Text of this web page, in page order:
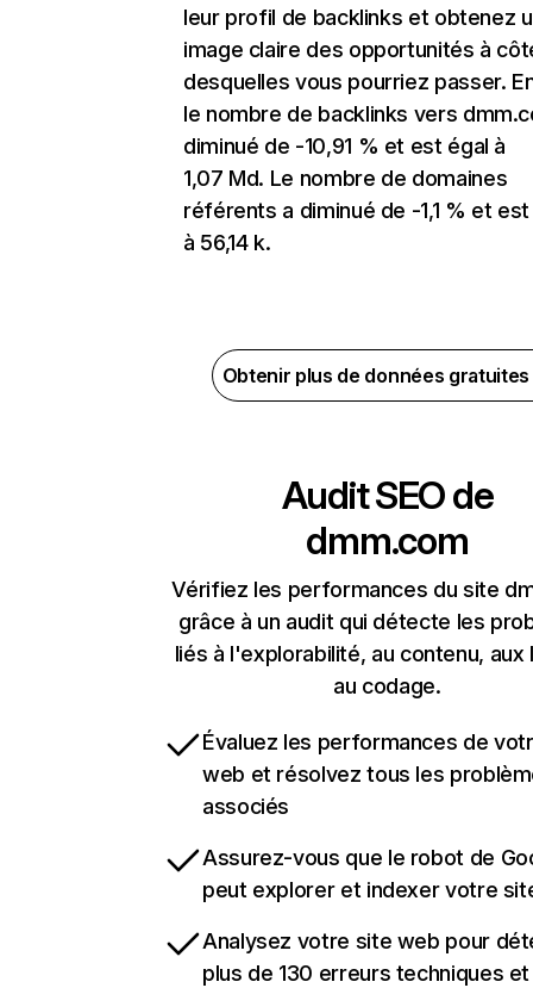
leur profil de backlinks et obtenez
image claire des opportunités à
desquelles vous pourriez passer.
le nombre de backlinks vers
diminué de -10,91 % et est égal à
1,07 Md. Le nombre de domaines
référents a diminué de -1,1 % et
à 56,14 k.
Obtenir plus de données
Audit SEO de
dmm.com
Vérifiez les performances du site
grâce à un audit qui détecte les
liés à l'explorabilité, au contenu, aux
au codage.
Évaluez les performances de
web et résolvez tous les
associés
Assurez-vous que le robot de
peut explorer et indexer votre
Analysez votre site web pour
plus de 130 erreurs techniques et